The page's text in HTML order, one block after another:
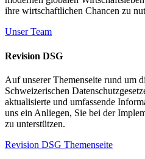
ihre wirtschaftlichen Chancen zu
Unser Team
Revision DSG
Auf unserer Themenseite rund um
Schweizerischen
aktualisierte und umfassende
uns ein Anliegen, Sie bei der
zu unterstützen.
Revision DSG Themenseite